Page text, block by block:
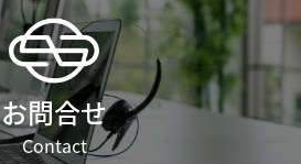
お問合せ
Contact